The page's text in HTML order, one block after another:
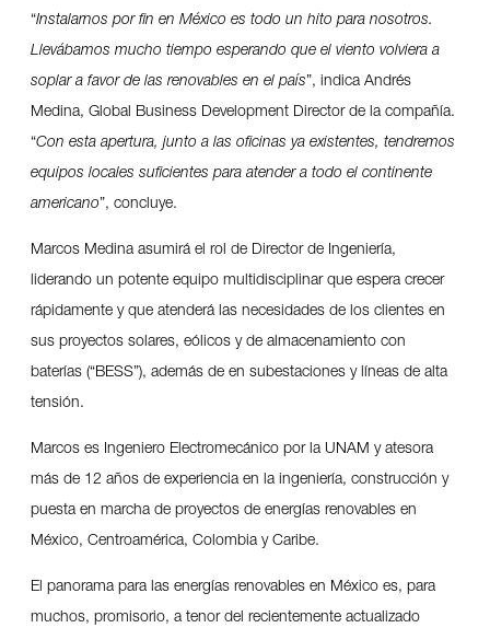
“Instalarnos por fin en México es todo un hito para nosotros.
Llevábamos mucho tiempo esperando que el viento volviera a
soplar a favor de las renovables en el país”, indica Andrés
Medina, Global Business Development Director de la compañía.
“Con esta apertura, junto a las oficinas ya existentes, tendremos
equipos locales suficientes para atender a todo el continente
americano”, concluye.
Marcos Medina asumirá el rol de Director de Ingeniería,
liderando un potente equipo multidisciplinar que espera crecer
rápidamente y que atenderá las necesidades de los clientes en
sus proyectos solares, eólicos y de almacenamiento con
baterías (“BESS”), además de en subestaciones y líneas de alta
tensión.
Marcos es Ingeniero Electromecánico por la UNAM y atesora
más de 12 años de experiencia en la ingeniería, construcción y
puesta en marcha de proyectos de energías renovables en
México, Centroamérica, Colombia y Caribe.
El panorama para las energías renovables en México es, para
muchos, promisorio, a tenor del recientemente actualizado